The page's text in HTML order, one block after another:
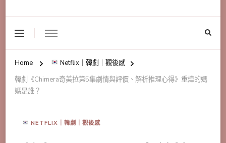
Home
Netflix｜韓劇｜觀後感
韓劇《Chimera奇美拉第5集劇情與評價、解析推理心得》重燁的媽
媽是誰？
NETFLIX｜韓劇｜觀後感